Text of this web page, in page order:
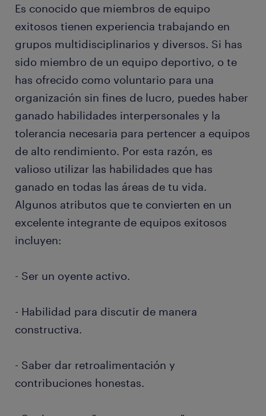
Es conocido que miembros de equipo
exitosos tienen experiencia trabajando en
grupos multidisciplinarios y diversos. Si has
sido miembro de un equipo deportivo, o te
has ofrecido como voluntario para una
organización sin fines de lucro, puedes haber
ganado habilidades interpersonales y la
tolerancia necesaria para pertencer a equipos
de alto rendimiento. Por esta razón, es
valioso utilizar las habilidades que has
ganado en todas las áreas de tu vida.
Algunos atributos que te convierten en un
excelente integrante de equipos exitosos
incluyen:
- Ser un oyente activo.
- Habilidad para discutir de manera
constructiva.
- Saber dar retroalimentación y
contribuciones honestas.